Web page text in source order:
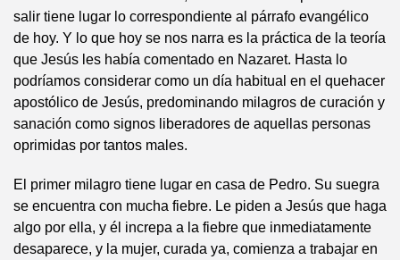
salir tiene lugar lo correspondiente al párrafo evangélico
de hoy. Y lo que hoy se nos narra es la práctica de la teoría
que Jesús les había comentado en Nazaret. Hasta lo
podríamos considerar como un día habitual en el quehacer
apostólico de Jesús, predominando milagros de curación y
sanación como signos liberadores de aquellas personas
oprimidas por tantos males.
El primer milagro tiene lugar en casa de Pedro. Su suegra
se encuentra con mucha fiebre. Le piden a Jesús que haga
algo por ella, y él increpa a la fiebre que inmediatamente
desaparece, y la mujer, curada ya, comienza a trabajar en